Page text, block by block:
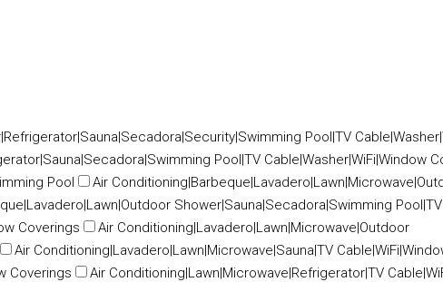
Pool|TV
Pool|TV Cable|Washer|WiFi|Window
Pool
Air
Shower|Sauna|Secadora|Swimming
Coverings
Air Conditioning|Lavadero|Lawn|Microwave|Outdoor
Air Conditioning|Lavadero|Lawn|Microwave|Sauna|TV
Coverings
Air Conditioning|Lawn|Microwave|Refrigerator|TV